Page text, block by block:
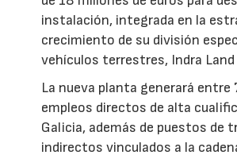
instalación, integrada en la
crecimiento de su división
vehículos terrestres, Indra Land
La nueva planta generará entre
empleos directos de alta
Galicia, además de puestos de
indirectos vinculados a la